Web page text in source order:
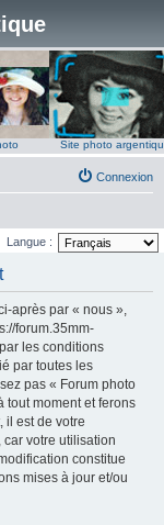
Site photo
Connexion
Langue :
après par « nous »,
forum.35mm-
les conditions
par toutes les
pas « Forum photo
tout moment et ferons
il est de votre
votre utilisation
constitue
mises à jour et/ou